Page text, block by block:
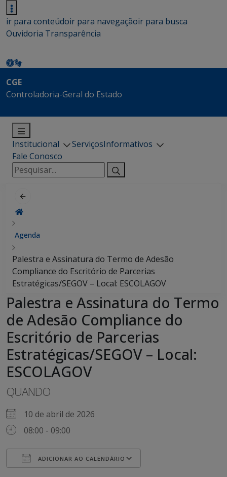
ir para conteúdoir para navegaçãoir para busca
Ouvidoria Transparência
CGE
Controladoria-Geral do Estado
Institucional ServiçosInformativos
Fale Conosco
Pesquisar
por:
Agenda
Palestra e Assinatura do Termo de Adesão
Compliance do Escritório de Parcerias
Estratégicas/SEGOV – Local: ESCOLAGOV
Palestra e Assinatura do Termo
de Adesão Compliance do
Escritório de Parcerias
Estratégicas/SEGOV – Local:
ESCOLAGOV
QUANDO
10 de abril de 2026
08:00 - 09:00
ADICIONAR AO CALENDÁRIO